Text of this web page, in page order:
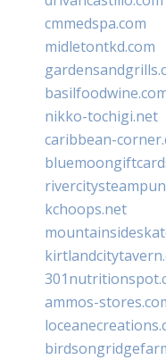
cmmedspa.com
midletontkd.com
nikko-tochigi.net
caribbean-
kchoops.net
ammos-